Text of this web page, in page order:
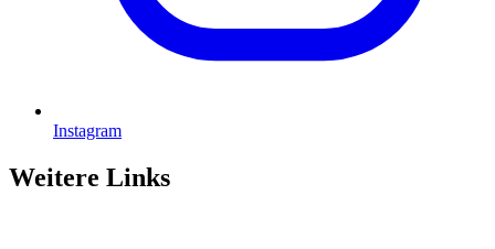
Instagram
Weitere Links